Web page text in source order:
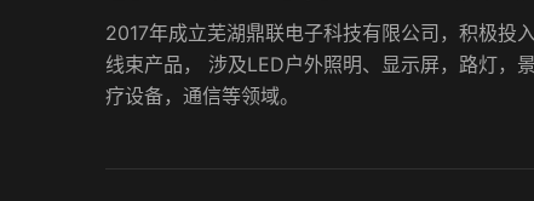
2017年成立芜湖鼎联电子科技有限公司，积极投
线束产品， 涉及LED户外照明、显示屏，路灯，
疗设备，通信等领域。